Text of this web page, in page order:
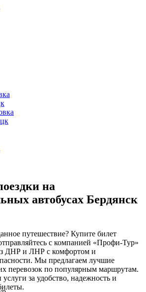
на
автобусах Бердянск
путешествие? Купите билет
с компанией «Профи-Тур»
ДНР и ЛНР с комфортом и
Мы предлагаем лучшие
перевозок по популярным маршрутам.
за удобство, надежность и